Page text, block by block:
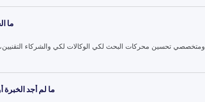
ما
ومتخصصي تحسين محركات البحث لكي الوكالات لكي والشركاء
ما لم أجد